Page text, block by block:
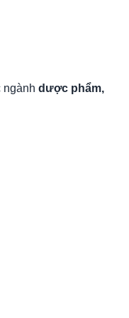
ngành dược phẩm,